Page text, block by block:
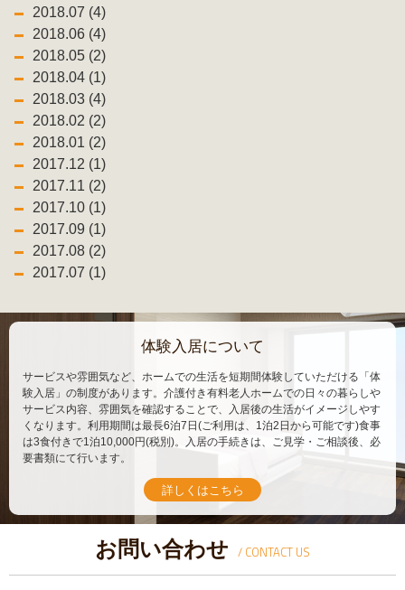
2018.07 (4)
2018.06 (4)
2018.05 (2)
2018.04 (1)
2018.03 (4)
2018.02 (2)
2018.01 (2)
2017.12 (1)
2017.11 (2)
2017.10 (1)
2017.09 (1)
2017.08 (2)
2017.07 (1)
体験入居について
サービスや雰囲気など、ホームでの生活を短期間体験していただける「体
験入居」の制度があります。介護付き有料老人ホームでの日々の暮らしや
サービス内容、雰囲気を確認することで、入居後の生活がイメージしやす
くなります。利用期間は最長6泊7日(ご利用は、1泊2日から可能です)食事
は3食付きで1泊10,000円(税別)。入居の手続きは、ご見学・ご相談後、必
要書類にて行います。
詳しくはこちら
お問い合わせ / CONTACT US